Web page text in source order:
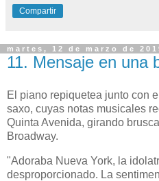
Compartir
martes, 12 de marzo de
11. Mensaje en una
El piano repiquetea junto con
saxo, cuyas notas musicales
Quinta Avenida, girando
Broadway.
"Adoraba Nueva York, la
desproporcionado. La